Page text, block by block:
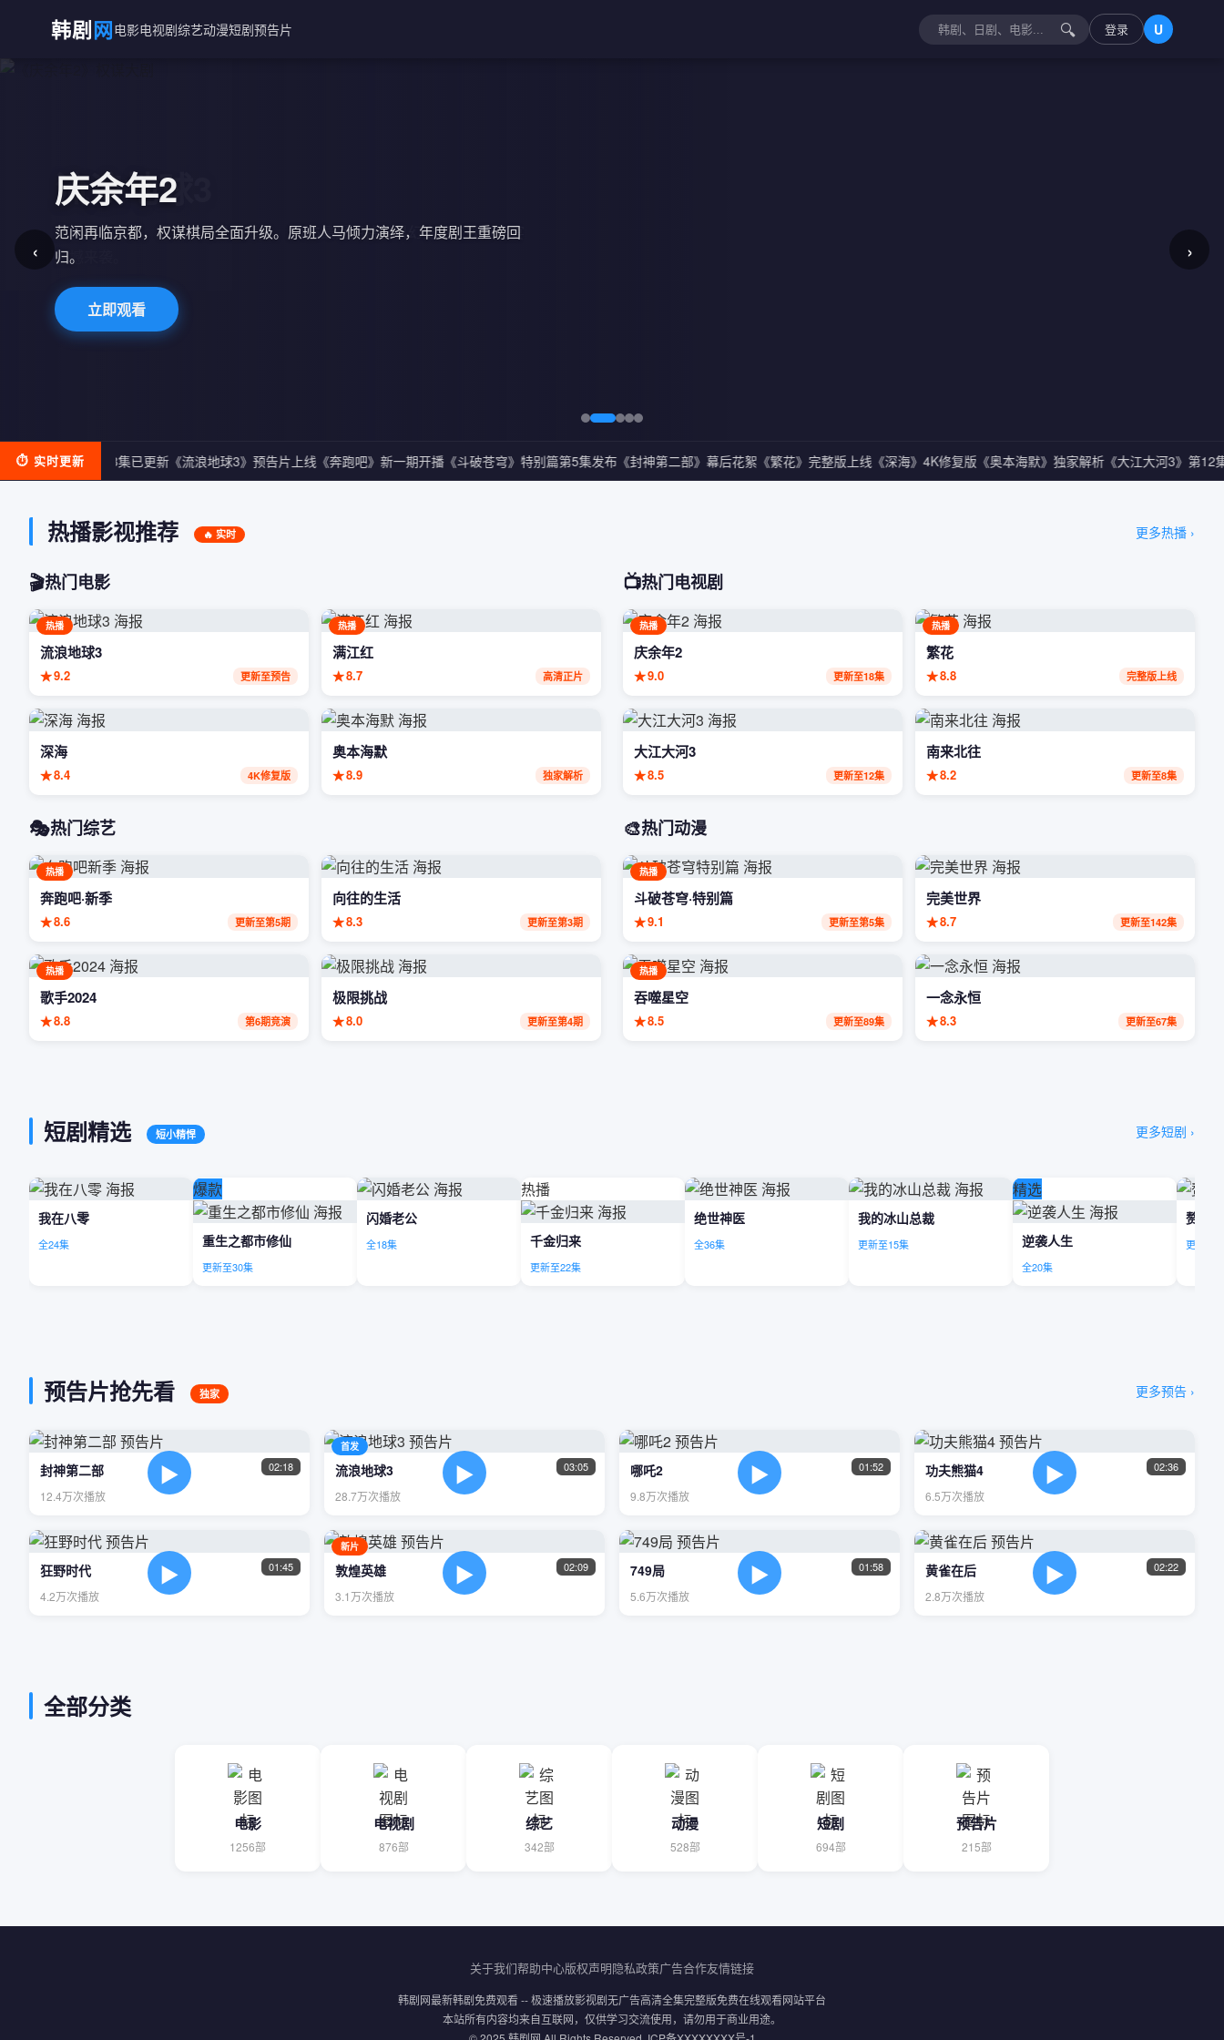
韩剧网电影电视剧综艺动漫短剧预告片 🔍 登录 U
庆余年2
范闲再临京都，权谋棋局全面升级。原班人马倾力演绎，年度剧王重磅回
归。
立即观看
‹ ›
⏱ 实时更新
《庆余年2》第18集已更新《流浪地球3》预告片上线《奔跑吧》新一期开播《斗破苍穹》特别篇第5集发布《封神第二部》幕后花絮《繁花》完整版上线《深海》4K修复版《奥本海默》独家解析《大江大河3》第12集
热播影视推荐 🔥 实时 更多热播 ›
🎬热门电影
热播
流浪地球3
★9.2 更新至预告
热播
满江红
★8.7 高清正片
深海
★8.4 4K修复版
奥本海默
★8.9 独家解析
📺热门电视剧
热播
庆余年2
★9.0 更新至18集
热播
繁花
★8.8 完整版上线
大江大河3
★8.5 更新至12集
南来北往
★8.2 更新至8集
🎭热门综艺
热播
奔跑吧·新季
★8.6 更新至第5期
向往的生活
★8.3 更新至第3期
热播
歌手2024
★8.8 第6期竞演
极限挑战
★8.0 更新至第4期
🎨热门动漫
热播
斗破苍穹·特别篇
★9.1 更新至第5集
完美世界
★8.7 更新至142集
热播
吞噬星空
★8.5 更新至89集
一念永恒
★8.3 更新至67集
短剧精选 短小精悍 更多短剧 ›
我在八零
全24集
爆款
重生之都市修仙
更新至30集
闪婚老公
全18集
热播
千金归来
更新至22集
绝世神医
全36集
我的冰山总裁
更新至15集
精选
逆袭人生
全20集
赘婿
更新至
预告片抢先看 独家 更多预告 ›
▶ 02:18
封神第二部
12.4万次播放
首发
▶ 03:05
流浪地球3
28.7万次播放
▶ 01:52
哪吒2
9.8万次播放
▶ 02:36
功夫熊猫4
6.5万次播放
▶ 01:45
狂野时代
4.2万次播放
新片
▶ 02:09
敦煌英雄
3.1万次播放
▶ 01:58
749局
5.6万次播放
▶ 02:22
黄雀在后
2.8万次播放
全部分类
电影
1256部
电视剧
876部
综艺
342部
动漫
528部
短剧
694部
预告片
215部
关于我们帮助中心版权声明隐私政策广告合作友情链接
韩剧网最新韩剧免费观看 -- 极速播放影视剧无广告高清全集完整版免费在线观看网站平台
本站所有内容均来自互联网，仅供学习交流使用，请勿用于商业用途。